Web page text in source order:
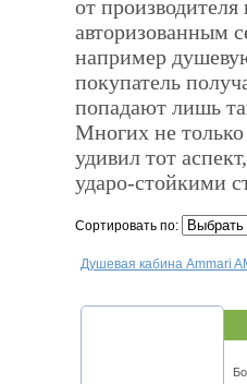
от
авторизованным
например
покупатель
попадают лишь
Многих не только
удивил тот
ударо-стойкими
Сортировать по:
Душевая кабина Ammari